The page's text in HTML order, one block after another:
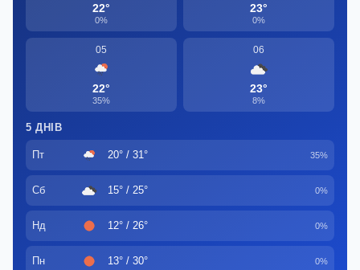
22°
0%
23°
0%
05
22°
35%
06
23°
8%
5 ДНІВ
Пт 20° / 31° 35%
Сб 15° / 25° 0%
Нд 12° / 26° 0%
Пн 13° / 30° 0%